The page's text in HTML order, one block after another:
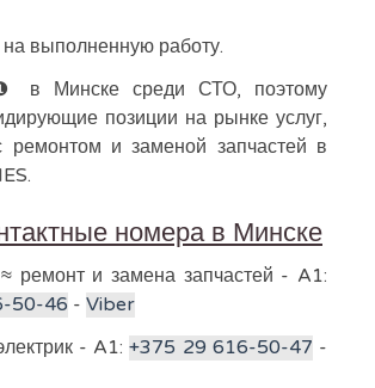
на выполненную работу.
Минске среди СТО, поэтому
позиции на рынке услуг,
ремонтом и заменой запчастей в
номера в Минске
и замена запчастей - A1:
50-46 - Viber
- A1:+375 29 616-50-47 -